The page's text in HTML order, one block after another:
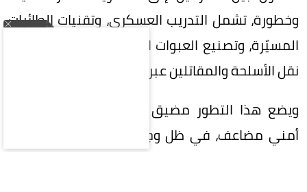
وخطورة، تشمل التدريب العسكري، وتقنيات الطائرات
المسيّرة، وتصنيع العبوات الناسفة، فضلاً عن شبكات
نقل الأسلحة والمقاتلين عبر البحر.
ويضع هذا التطور مضيق باب المندب أمام تهديد
أمني مضاعف، في ظل وجود الحوثيين على الضفة